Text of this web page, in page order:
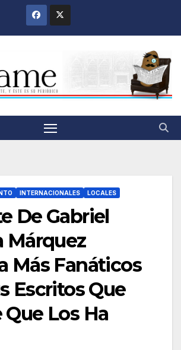
INTERNACIONALES LOCALES
De Gabriel
Márquez
Más Fanáticos
Escritos Que
Que Los Ha